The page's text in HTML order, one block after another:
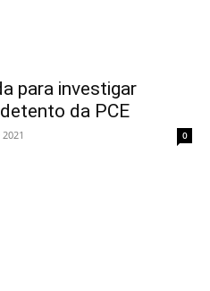
para investigar
da PCE
0